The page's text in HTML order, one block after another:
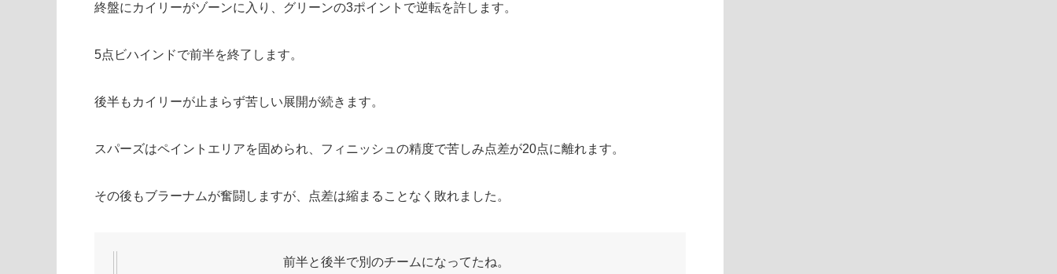
終盤にカイリーがゾーンに入り、グリーンの3ポイントで逆転を許します。
5点ビハインドで前半を終了します。
後半もカイリーが止まらず苦しい展開が続きます。
スパーズはペイントエリアを固められ、フィニッシュの精度で苦しみ点差が20点に離れます。
その後もブラーナムが奮闘しますが、点差は縮まることなく敗れました。
前半と後半で別のチームになってたね。